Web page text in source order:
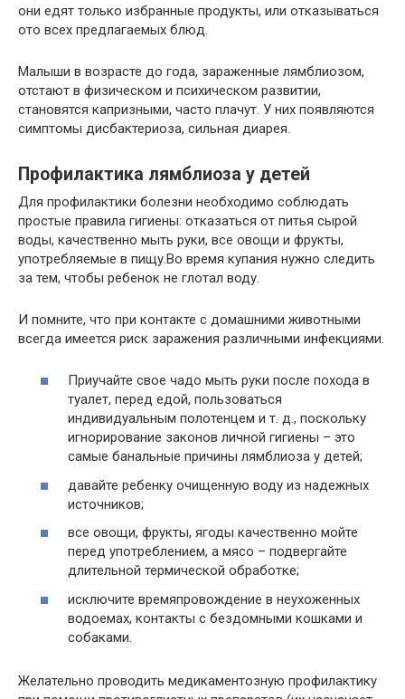
они едят только избранные продукты, или отказываться
ото всех предлагаемых блюд.
Малыши в возрасте до года, зараженные лямблиозом,
отстают в физическом и психическом развитии,
становятся капризными, часто плачут. У них появляются
симптомы дисбактериоза, сильная диарея.
Профилактика лямблиоза у детей
Для профилактики болезни необходимо соблюдать
простые правила гигиены: отказаться от питья сырой
воды, качественно мыть руки, все овощи и фрукты,
употребляемые в пищу.Во время купания нужно следить
за тем, чтобы ребенок не глотал воду.
И помните, что при контакте с домашними животными
всегда имеется риск заражения различными инфекциями.
Приучайте свое чадо мыть руки после похода в
туалет, перед едой, пользоваться
индивидуальным полотенцем и т. д., поскольку
игнорирование законов личной гигиены – это
самые банальные причины лямблиоза у детей;
давайте ребенку очищенную воду из надежных
источников;
все овощи, фрукты, ягоды качественно мойте
перед употреблением, а мясо – подвергайте
длительной термической обработке;
исключите времяпровождение в неухоженных
водоемах, контакты с бездомными кошками и
собаками.
Желательно проводить медикаментозную профилактику